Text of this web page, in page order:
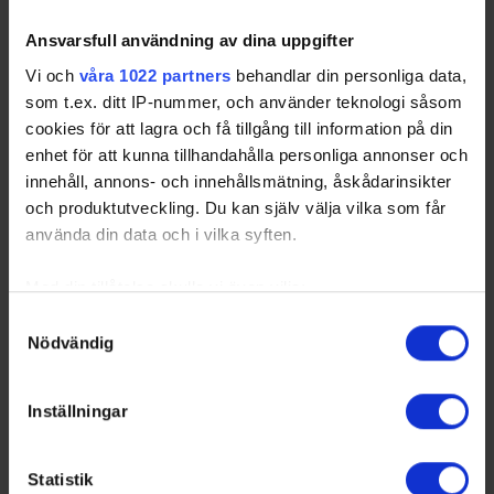
Ansvarsfull användning av dina uppgifter
Vi och våra 1022 partners behandlar din personliga data,
som t.ex. ditt IP-nummer, och använder teknologi såsom
cookies för att lagra och få tillgång till information på din
enhet för att kunna tillhandahålla personliga annonser och
innehåll, annons- och innehållsmätning, åskådarinsikter
och produktutveckling. Du kan själv välja vilka som får
använda din data och i vilka syften.
Med din tillåtelse skulle vi även vilja:
kan ha en noggrannhet på upp till flera meter
Ta reda på mer om hur dina personliga uppgifter
Du kan ändra eller dra tillbaka ditt samtycke när som
Nödvändig
Inställningar
Statistik
Swehockey – Svenska Ishockeyförbundets officiella app
Swehockey ger dig tillgång till nyheter, livebevakning
och statistik för samtliga ishockeyserier som spelas i
Sverige. Du kan följa dina favoritserier och lägga upp
sedan välja att få pushnotiser när laget gör mål, i
De senaste hockeynyheterna ifrån Svenska